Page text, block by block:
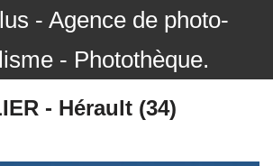
- Agence de photo-
- Photothèque.
- Hérault (34)